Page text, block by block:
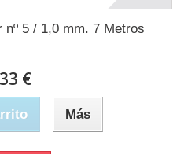
nº 5 / 1,0 mm. 7 Metros
€
Más